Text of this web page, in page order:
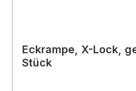
Eckrampe, X-Lock,
Stück